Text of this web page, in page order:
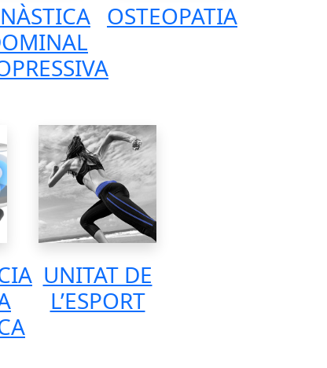
OSTEOPATIA
UNITAT DE
L’ESPORT